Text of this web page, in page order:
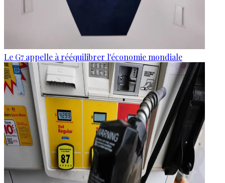
Le G7 appelle à rééquilibrer l'économie mondiale